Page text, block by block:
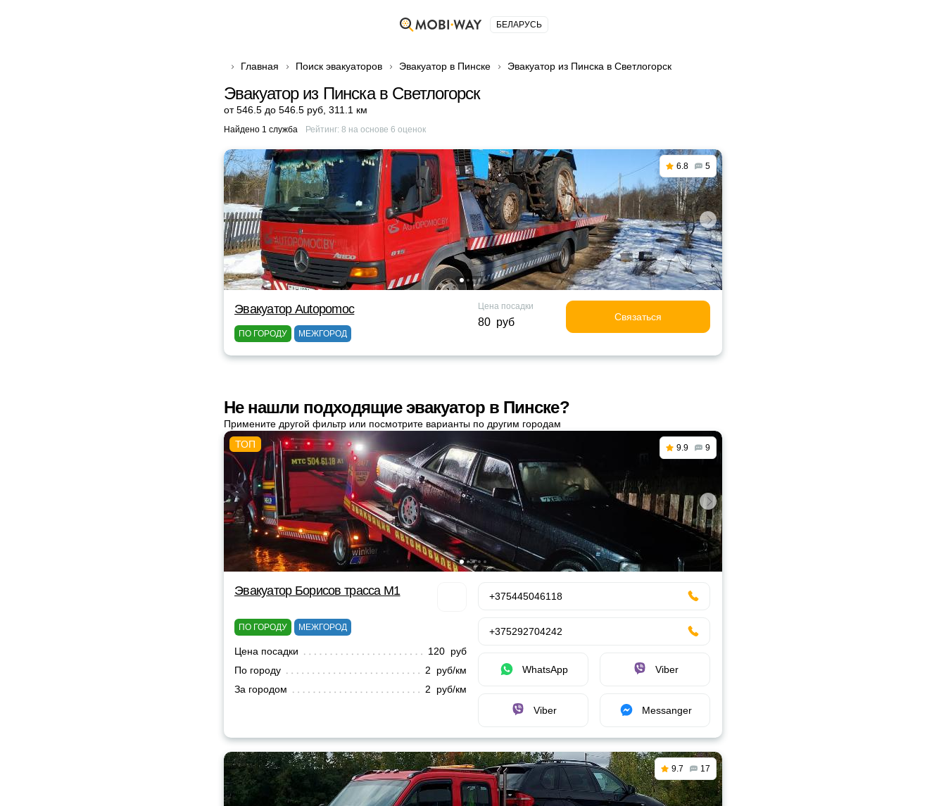
БЕЛАРУСЬ
Главная Поиск эвакуаторов Эвакуатор в Пинске Эвакуатор из Пинска в Светлогорск
Эвакуатор из Пинска в Светлогорск
от 546.5 до 546.5 руб 311.1 км
Найдено 1 служба Рейтинг: 8 на основе 6 оценок
6.8 5
Эвакуатор Autopomoc
ПО ГОРОДУ МЕЖГОРОД
Цена посадки
80 руб Связаться
Не нашли подходящие эвакуатор в Пинске?
Примените другой фильтр или посмотрите варианты по другим городам
9.9 9
Эвакуатор Борисов трасса М1
ПО ГОРОДУ МЕЖГОРОД
Цена посадки
120 руб
По городу
2 руб/км
За городом
2 руб/км
+375445046118
+375292704242
WhatsApp Viber
Viber Messanger
9.7 17